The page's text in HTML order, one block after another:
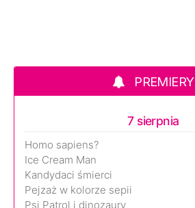
PREMIERY
7 sierpnia
Homo sapiens?
Ice Cream Man
Kandydaci śmierci
Pejzaż w kolorze sepii
Psi Patrol i dinozaury